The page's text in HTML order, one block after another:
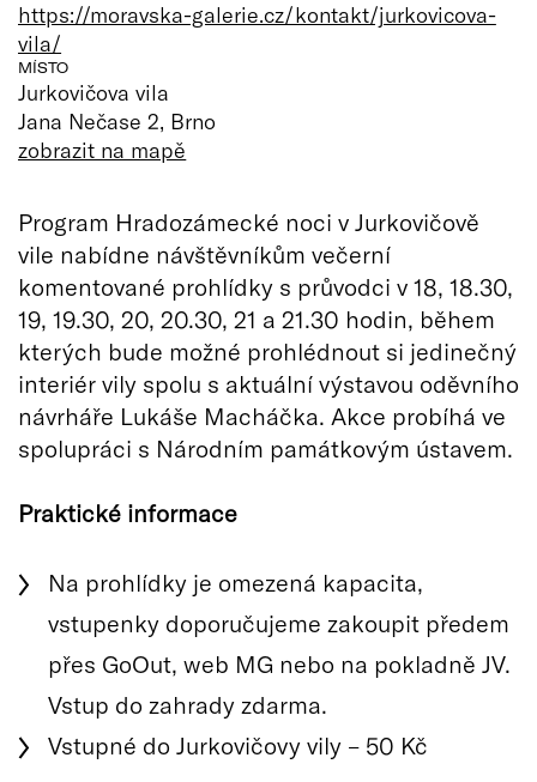
https://moravska-galerie.cz/kontakt/jurkovicova-
vila/
MÍSTO
Jurkovičova vila
Jana Nečase 2, Brno
zobrazit na mapě
Program Hradozámecké noci v Jurkovičově
vile nabídne návštěvníkům večerní
komentované prohlídky s průvodci v 18, 18.30,
19, 19.30, 20, 20.30, 21 a 21.30 hodin, během
kterých bude možné prohlédnout si jedinečný
interiér vily spolu s aktuální výstavou oděvního
návrháře Lukáše Macháčka. Akce probíhá ve
spolupráci s Národním památkovým ústavem.
Praktické informace
Na prohlídky je omezená kapacita,
vstupenky doporučujeme zakoupit předem
přes GoOut, web MG nebo na pokladně JV.
Vstup do zahrady zdarma.
Vstupné do Jurkovičovy vily – 50 Kč